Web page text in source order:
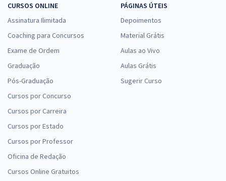
CURSOS ONLINE
Assinatura Ilimitada
Coaching para Concursos
Exame de Ordem
Graduação
Pós-Graduação
Cursos por Concurso
Cursos por Carreira
Cursos por Estado
Cursos por Professor
Oficina de Redação
Cursos Online Gratuitos
PÁGINAS ÚTEIS
Depoimentos
Material Grátis
Aulas ao Vivo
Aulas Grátis
Sugerir Curso